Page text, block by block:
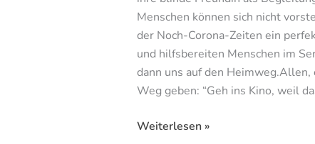
Menschen können sich nicht
der Noch-Corona-Zeiten ein
und hilfsbereiten Menschen im
dann uns auf den
Weg geben: “Geh ins Kino, weil
Weiterlesen »